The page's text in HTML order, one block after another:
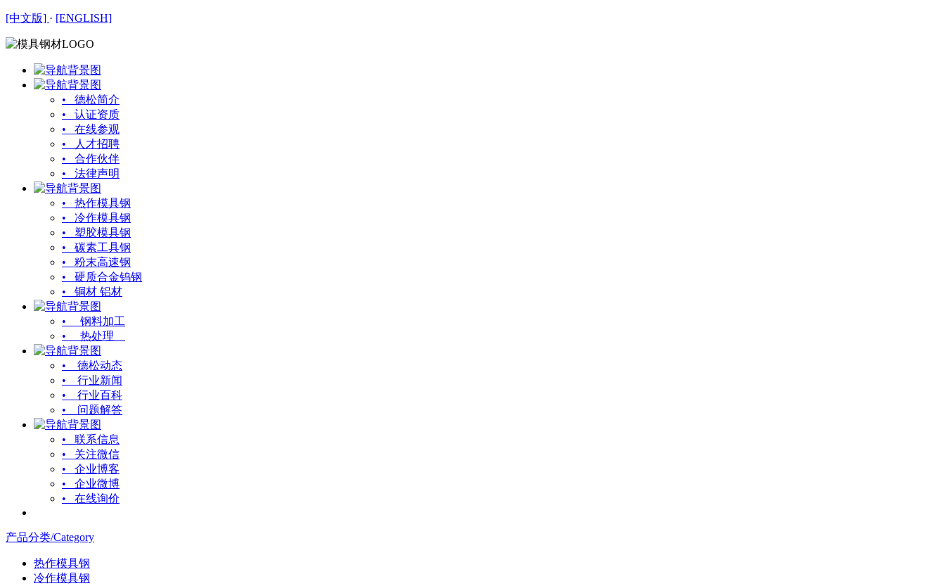
[中文版] · [ENGLISH]
• 德松简介
• 认证资质
• 在线参观
• 人才招聘
• 合作伙伴
• 法律声明
• 热作模具钢
• 冷作模具钢
• 塑胶模具钢
• 碳素工具钢
• 粉末高速钢
• 硬质合金钨钢
• 铜材 铝材
• 钢料加工
• 热处理
• 德松动态
• 行业新闻
• 行业百科
• 问题解答
• 联系信息
• 关注微信
• 企业博客
• 企业微博
• 在线询价
产品分类/Category
热作模具钢
冷作模具钢